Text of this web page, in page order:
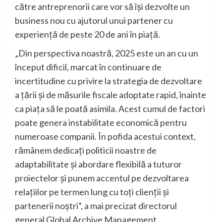
către antreprenorii care vor să își dezvolte un
business nou cu ajutorul unui partener cu
experiență de peste 20 de ani în piață.
„Din perspectiva noastră, 2025 este un an cu un
început dificil, marcat în continuare de
incertitudine cu privire la strategia de dezvoltare
a țării și de măsurile fiscale adoptate rapid, înainte
ca piața să le poată asimila. Acest cumul de factori
poate genera instabilitate economică pentru
numeroase companii. În pofida acestui context,
rămânem dedicați politicii noastre de
adaptabilitate și abordare flexibilă a tuturor
proiectelor și punem accentul pe dezvoltarea
relațiilor pe termen lung cu toți clienții și
partenerii noștri”, a mai precizat directorul
general Global Archive Management.